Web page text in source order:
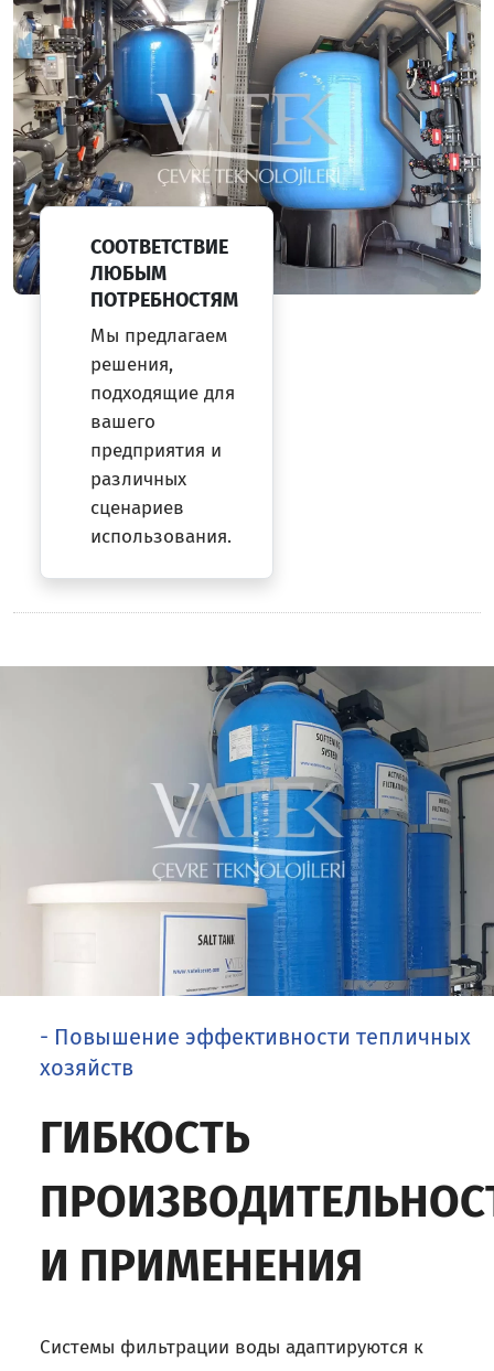
СООТВЕТСТВИЕ
ЛЮБЫМ
ПОТРЕБНОСТЯМ
Мы предлагаем
решения,
подходящие для
вашего
предприятия и
различных
сценариев
использования.
- Повышение эффективности тепличных
хозяйств
ГИБКОСТЬ
И ПРИМЕНЕНИЯ
Системы фильтрации воды адаптируются к